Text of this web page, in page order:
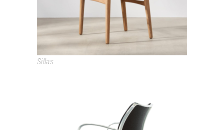
Sillas